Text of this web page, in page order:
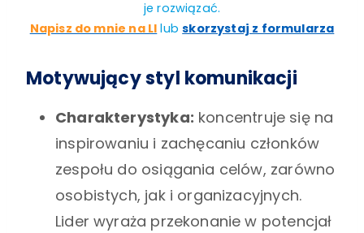
je rozwiązać.
Napisz do mnie na LI lubskorzystaj z formularza
Motywujący styl komunikacji
Charakterystyka: koncentruje się na
inspirowaniu i zachęcaniu członków
zespołu do osiągania celów, zarówno
osobistych, jak i organizacyjnych.
Lider wyraża przekonanie w potencjał